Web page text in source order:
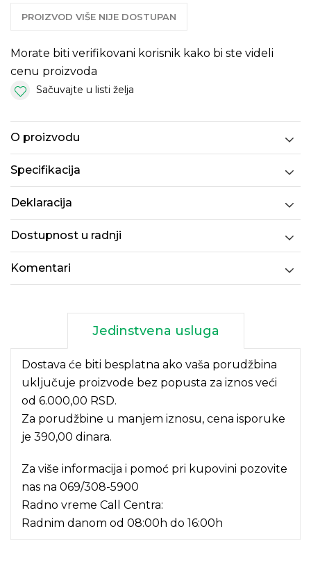
PROIZVOD VIŠE NIJE DOSTUPAN
Morate biti verifikovani korisnik kako bi ste videli
cenu proizvoda
Sačuvajte u listi želja
O proizvodu
Specifikacija
Deklaracija
Dostupnost u radnji
Komentari
Jedinstvena usluga
Dostava će biti besplatna ako vaša porudžbina
uključuje proizvode bez popusta za iznos veći
od 6.000,00 RSD.
Za porudžbine u manjem iznosu, cena isporuke
je 390,00 dinara.
Za više informacija i pomoć pri kupovini pozovite
nas na 069/308-5900
Radno vreme Call Centra:
Radnim danom od 08:00h do 16:00h